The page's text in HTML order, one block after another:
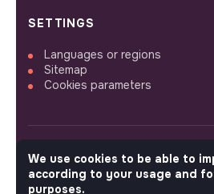
SETTINGS
Languages or regions
Sitemap
Cookies parameters
FOLLOW US
We use cookies to be able to
according to your usage and
purposes.